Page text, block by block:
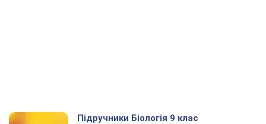
Підручники Біологія 9 клас